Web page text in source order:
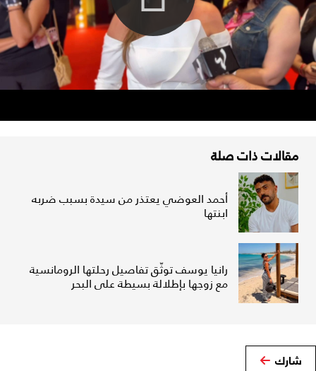
مقالات ذات صلة
أحمد العوضي يعتذر من سيدة بسبب ضربه
ابنتها
رانيا يوسف توثّق تفاصيل رحلتها الرومانسية
مع زوجها بإطلالة بسيطة على البحر
شارك